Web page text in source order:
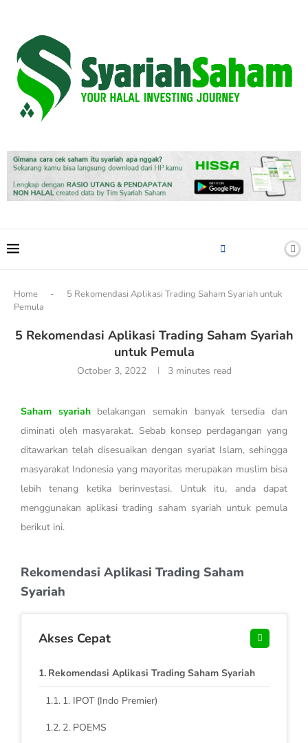
Home -
5 Rekomendasi Aplikasi Trading Saham Syariah untuk
Pemula
5 Rekomendasi Aplikasi Trading Saham Syariah
untuk Pemula
October 3, 2022 3 minutes read
Saham syariahbelakangan semakin banyak tersedia dan
diminati oleh masyarakat. Sebab konsep perdagangan yang
ditawarkan telah disesuaikan dengan syariat Islam, sehingga
masyarakat Indonesia yang mayoritas merupakan muslim bisa
lebih tenang ketika berinvestasi. Untuk itu, anda dapat
menggunakan aplikasi trading saham syariah untuk pemula
berikut ini.
Rekomendasi Aplikasi Trading Saham
Syariah
Akses Cepat
Rekomendasi Aplikasi Trading Saham Syariah
1. IPOT (Indo Premier)
2. POEMS